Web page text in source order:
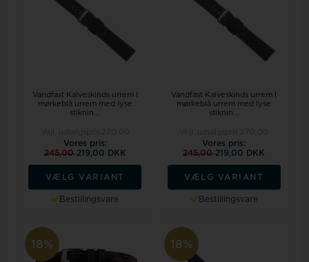
Vandfast Kalveskinds urrem I
mørkeblå urrem med lyse
stiknin...
Vores pris:
245,00219,00 DKK
VÆLG VARIANT
Bestillingsvare
Vandfast Kalveskinds urrem I
mørkeblå urrem med lyse
stiknin...
Vores pris:
245,00219,00 DKK
VÆLG VARIANT
Bestillingsvare
18% 18%